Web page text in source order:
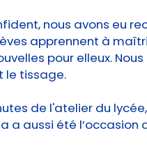
nous avons eu
apprennent à
pour elleux.
le tissage.
de l'atelier du
a aussi été l’occasion